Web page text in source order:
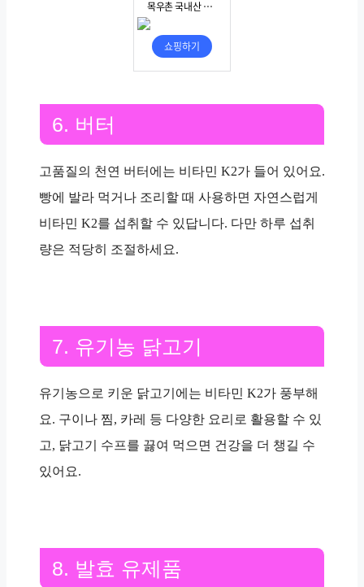
6. 버터
고품질의 천연 버터에는 비타민 K2가 들어 있어요.
빵에 발라 먹거나 조리할 때 사용하면 자연스럽게
비타민 K2를 섭취할 수 있답니다. 다만 하루 섭취
량은 적당히 조절하세요.
7. 유기농 닭고기
유기농으로 키운 닭고기에는 비타민 K2가 풍부해
요. 구이나 찜, 카레 등 다양한 요리로 활용할 수 있
고, 닭고기 수프를 끓여 먹으면 건강을 더 챙길 수
있어요.
8. 발효 유제품